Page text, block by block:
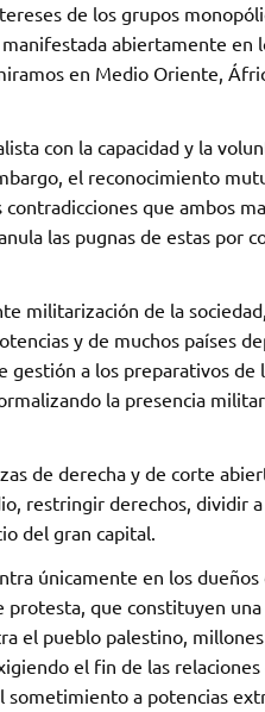
de los grupos
abiertamente en
en Medio Oriente,
con la capacidad y la
el reconocimiento
que ambos
las pugnas de estas por
militarización de la
y de muchos países
gestión a los preparativos
la presencia
de derecha y de corte
restringir derechos, dividir
del gran capital.
únicamente en los dueños
que constituyen
el pueblo palestino,
el fin de las relaciones
a potencias